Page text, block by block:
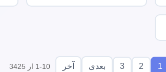
1
2
3 بعدی آخر 1-10 از 3425